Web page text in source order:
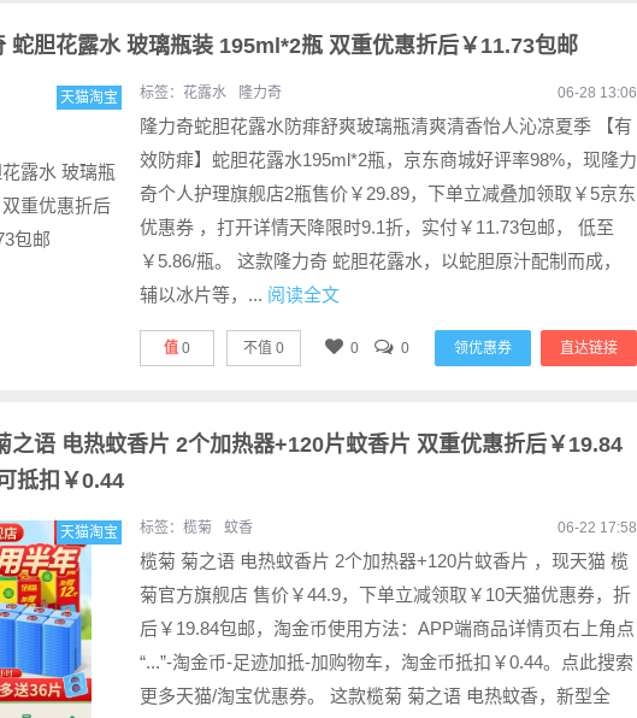
蛇胆花露水 玻璃瓶装 195ml*2瓶 双重优惠折后￥11.73包邮
天猫淘宝 标签： 花露水 隆力奇 06-28 13:06
隆力奇蛇胆花露水防痱舒爽玻璃瓶清爽清香怡人沁凉夏季 【有
效防痱】蛇胆花露水195ml*2瓶，京东商城好评率98%，现隆力
奇个人护理旗舰店2瓶售价￥29.89，下单立减叠加领取￥5京东
优惠券 ，打开详情天降限时9.1折，实付￥11.73包邮， 低至
￥5.86/瓶。 这款隆力奇 蛇胆花露水，以蛇胆原汁配制而成，
辅以冰片等，... 阅读全文
直达链接
领优惠券
值 0 不值 0 0 0
之语 电热蚊香片 2个加热器+120片蚊香片 双重优惠折后￥19.84
抵扣￥0.44
天猫淘宝 标签： 榄菊 蚊香 06-22 17:58
榄菊 菊之语 电热蚊香片 2个加热器+120片蚊香片 ，现天猫 榄
菊官方旗舰店 售价￥44.9，下单立减领取￥10天猫优惠券，折
后￥19.84包邮，淘金币使用方法：APP端商品详情页右上角点
“...”-淘金币-足迹加抵-加购物车，淘金币抵扣￥0.44。点此搜索
更多天猫/淘宝优惠券。 这款榄菊 菊之语 电热蚊香，新型全